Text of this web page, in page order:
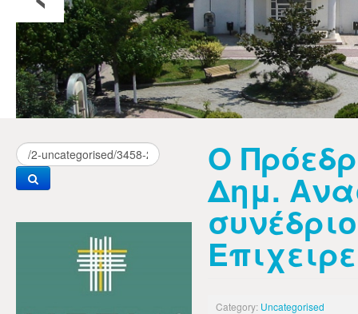
Ο
Δημ.
Category: Uncategorised